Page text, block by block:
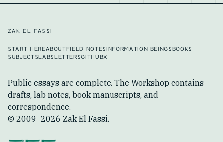
ZAK EL FASSI
START HEREABOUT FIELD NOTES INFORMATION BEINGS BOOKS
SUBJECTS LABS LETTERSGITHUBX
Public essays are complete. The Workshop contains
drafts, lab notes, book manuscripts, and
correspondence.
© 2009–2026 Zak El Fassi.